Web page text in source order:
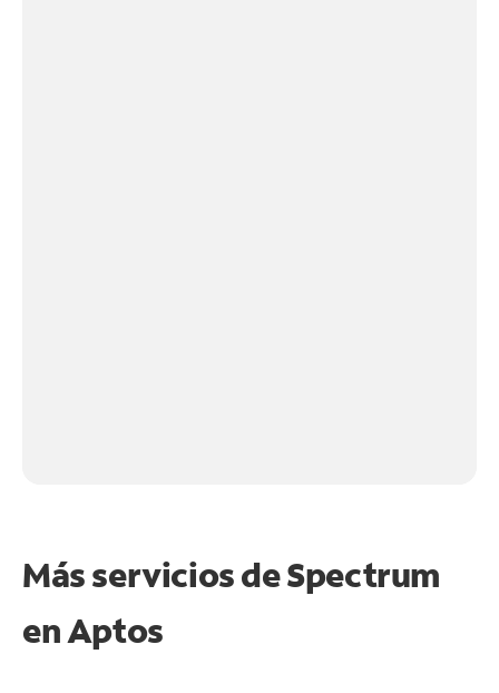
Más servicios de Spectrum
enAptos